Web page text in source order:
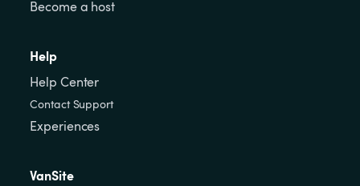
Become a host
Help
Help Center
Contact Support
Experiences
VanSite